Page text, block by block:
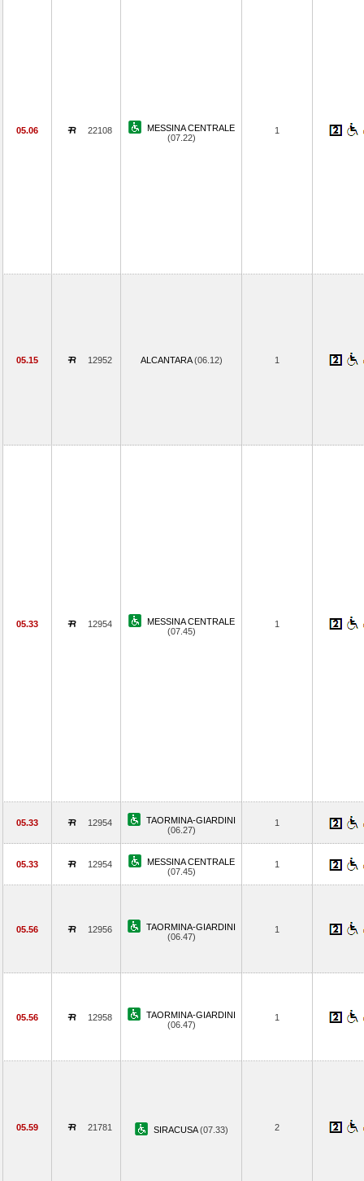
05.06 22108
MESSINA CENTRALE
(07.22)
1
05.15 12952 ALCANTARA(06.12) 1
05.33 12954
MESSINA CENTRALE
(07.45)
1
05.33 12954
TAORMINA-GIARDINI
(06.27)
1
05.33 12954
MESSINA CENTRALE
(07.45)
1
05.56 12956
TAORMINA-GIARDINI
(06.47)
1
05.56 12958
TAORMINA-GIARDINI
(06.47)
1
05.59 21781 SIRACUSA(07.33) 2